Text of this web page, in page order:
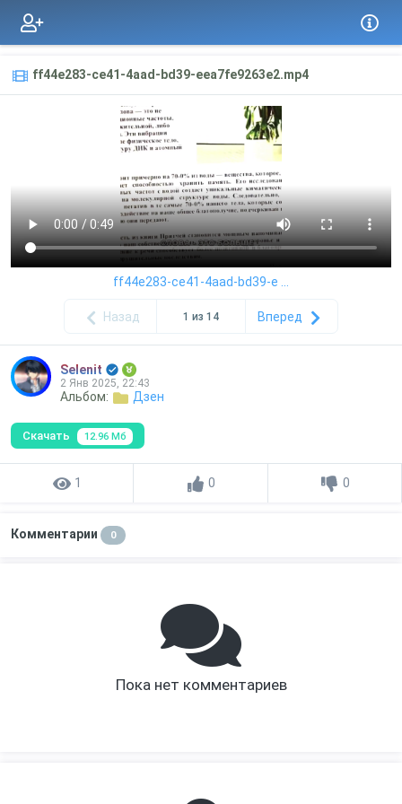
ff44e283-ce41-4aad-bd39-eea7fe9263e2.mp4
ff44e283-ce41-4aad-bd39-e ...
Назад 1 из 14 Вперед
Selenit
2 Янв 2025, 22:43
Альбом: Дзен
Скачать 12.96 Мб
1 0 0
Комментарии 0
Пока нет комментариев